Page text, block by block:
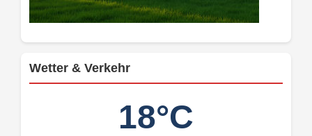
Wetter & Verkehr
18°C